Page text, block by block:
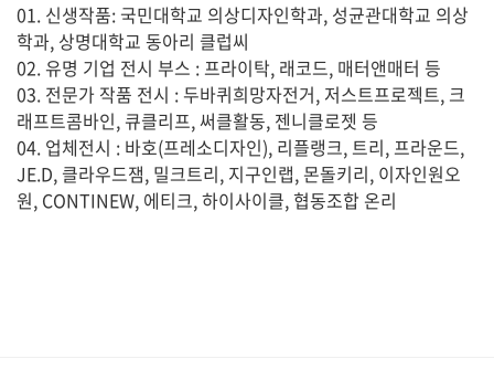
01. 신생작품: 국민대학교 의상디자인학과, 성균관대학교 의상
학과, 상명대학교 동아리 클럽씨
02. 유명 기업 전시 부스 : 프라이탁, 래코드, 매터앤매터 등
03. 전문가 작품 전시 : 두바퀴희망자전거, 저스트프로젝트, 크
래프트콤바인, 큐클리프, 써클활동, 젠니클로젯 등
04. 업체전시 : 바호(프레소디자인), 리플랭크, 트리, 프라운드,
JE.D, 클라우드잼, 밀크트리, 지구인랩, 몬돌키리, 이자인원오
원, CONTINEW, 에티크, 하이사이클, 협동조합 온리